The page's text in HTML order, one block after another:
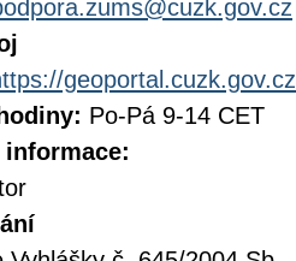
geoportal.cuzk.gov.cz
Po-Pá 9-14 CET
informace: